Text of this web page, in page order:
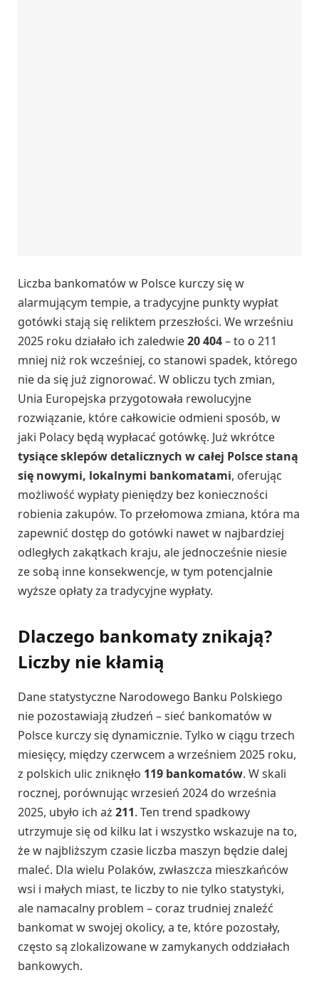
Liczba bankomatów w Polsce kurczy się w
alarmującym tempie, a tradycyjne punkty wypłat
gotówki stają się reliktem przeszłości. We wrześniu
2025 roku działało ich zaledwie20 404– to o 211
mniej niż rok wcześniej, co stanowi spadek, którego
nie da się już zignorować. W obliczu tych zmian,
Unia Europejska przygotowała rewolucyjne
rozwiązanie, które całkowicie odmieni sposób, w
jaki Polacy będą wypłacać gotówkę. Już wkrótce
tysiące sklepów detalicznych w całej Polsce staną
się nowymi, lokalnymi bankomatami, oferując
możliwość wypłaty pieniędzy bez konieczności
robienia zakupów. To przełomowa zmiana, która ma
zapewnić dostęp do gotówki nawet w najbardziej
odległych zakątkach kraju, ale jednocześnie niesie
ze sobą inne konsekwencje, w tym potencjalnie
wyższe opłaty za tradycyjne wypłaty.
Dlaczego bankomaty znikają?
Liczby nie kłamią
Dane statystyczne Narodowego Banku Polskiego
nie pozostawiają złudzeń – sieć bankomatów w
Polsce kurczy się dynamicznie. Tylko w ciągu trzech
miesięcy, między czerwcem a wrześniem 2025 roku,
z polskich ulic zniknęło 119 bankomatów. W skali
rocznej, porównując wrzesień 2024 do września
2025, ubyło ich aż 211. Ten trend spadkowy
utrzymuje się od kilku lat i wszystko wskazuje na to,
że w najbliższym czasie liczba maszyn będzie dalej
maleć. Dla wielu Polaków, zwłaszcza mieszkańców
wsi i małych miast, te liczby to nie tylko statystyki,
ale namacalny problem – coraz trudniej znaleźć
bankomat w swojej okolicy, a te, które pozostały,
często są zlokalizowane w zamykanych oddziałach
bankowych.